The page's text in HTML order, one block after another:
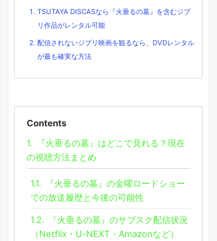
TSUTAYA DISCASなら『火垂るの墓』を含むジブ
リ作品がレンタル可能
配信されないジブリ映画を観るなら、DVDレンタル
が最も確実な方法
Contents
1.
『火垂るの墓』はどこで見れる？現在
の視聴方法まとめ
1.1.
『火垂るの墓』の金曜ロードショー
での放送履歴と今後の可能性
1.2.
『火垂るの墓』のサブスク配信状況
（Netflix・U-NEXT・Amazonなど）